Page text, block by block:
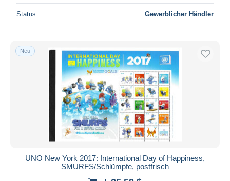
Status Gewerblicher Händler
Neu
UNO New York 2017: International Day of Happiness,
SMURFS/Schlümpfe, postfrisch